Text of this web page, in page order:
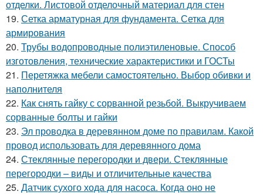
отделки. Листовой отделочный материал для стен
19. Сетка арматурная для фундамента. Сетка для
армирования
20. Трубы водопроводные полиэтиленовые. Способ
изготовления, технические характеристики и ГОСТы
21. Перетяжка мебели самостоятельно. Выбор обивки и
наполнителя
22. Как снять гайку с сорванной резьбой. Выкручиваем
сорванные болты и гайки
23. Эл проводка в деревянном доме по правилам. Какой
провод использовать для деревянного дома
24. Стеклянные перегородки и двери. Стеклянные
перегородки – виды и отличительные качества
25. Датчик сухого хода для насоса. Когда оно не